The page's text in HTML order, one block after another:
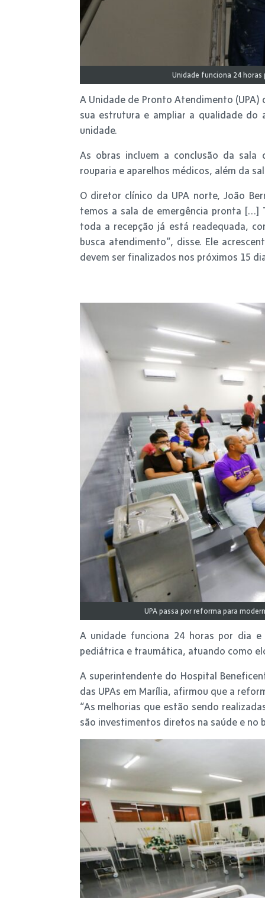
Unidade funciona 24 horas
A Unidade de Pronto Atendimento
sua estrutura e ampliar a qualidade do
unidade.
As obras incluem a conclusão da sala
rouparia e aparelhos médicos, além da
O diretor clínico da UPA norte, João
temos a sala de emergência pronta […]
toda a recepção já está readequada,
busca atendimento”, disse. Ele
devem ser finalizados nos próximos 15
UPA passa por reforma para
A unidade funciona 24 horas por dia
pediátrica e traumática, atuando como
A superintendente do Hospital
das UPAs em Marília, afirmou que a
“As melhorias que estão sendo
são investimentos diretos na saúde e no